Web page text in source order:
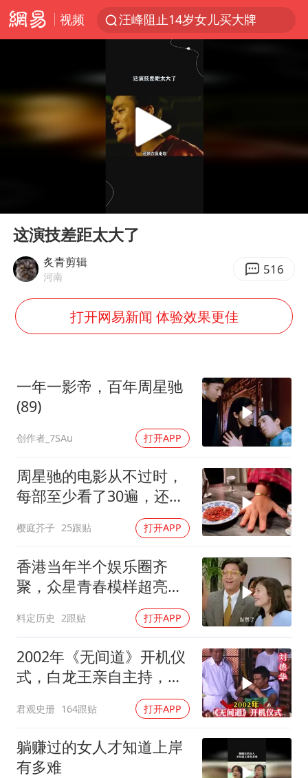
视频
汪峰阻止14岁女儿买大牌
火把节震撼瞬间
改名后的“青海拉面”店
“空调24小时开着更省电”不实
70多岁父亲独自坐车到上海看望女儿
“不建议大家买深色蛋糕”
985博士后被曝在妻子孕期出轨后续
如何把百年大党建设得更加坚强有力？
Play
这演技差距太大了
炙青剪辑
河南 516
打开网易新闻 体验效果更佳
一年一影帝，百年周星驰
(89)
创作者_7SAu 打开APP
周星驰的电影从不过时，
每部至少看了30遍，还是
樱庭芥子 25跟贴 打开APP
香港当年半个娱乐圈齐
聚，众星青春模样超亮
眼，星爷现身瞬间惊艳
料定历史 2跟贴 打开APP
2002年《无间道》开机仪
式，白龙王亲自主持，预
君观史册 164跟贴 打开APP
躺赚过的女人才知道上岸
有多难